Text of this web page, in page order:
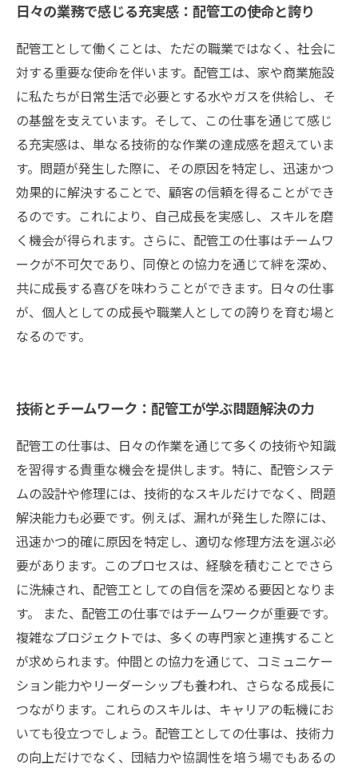
日々の業務で感じる充実感：配管工の使命と誇り
配管工として働くことは、ただの職業ではなく、社会に
対する重要な使命を伴います。配管工は、家や商業施設
に私たちが日常生活で必要とする水やガスを供給し、そ
の基盤を支えています。そして、この仕事を通じて感じ
る充実感は、単なる技術的な作業の達成感を超えていま
す。問題が発生した際に、その原因を特定し、迅速かつ
効果的に解決することで、顧客の信頼を得ることができ
るのです。これにより、自己成長を実感し、スキルを磨
く機会が得られます。さらに、配管工の仕事はチームワ
ークが不可欠であり、同僚との協力を通じて絆を深め、
共に成長する喜びを味わうことができます。日々の仕事
が、個人としての成長や職業人としての誇りを育む場と
なるのです。
技術とチームワーク：配管工が学ぶ問題解決の力
配管工の仕事は、日々の作業を通じて多くの技術や知識
を習得する貴重な機会を提供します。特に、配管システ
ムの設計や修理には、技術的なスキルだけでなく、問題
解決能力も必要です。例えば、漏れが発生した際には、
迅速かつ的確に原因を特定し、適切な修理方法を選ぶ必
要があります。このプロセスは、経験を積むことでさら
に洗練され、配管工としての自信を深める要因となりま
す。 また、配管工の仕事ではチームワークが重要です。
複雑なプロジェクトでは、多くの専門家と連携すること
が求められます。仲間との協力を通じて、コミュニケー
ション能力やリーダーシップも養われ、さらなる成長に
つながります。これらのスキルは、キャリアの転機にお
いても役立つでしょう。配管工としての仕事は、技術力
の向上だけでなく、団結力や協調性を培う場でもあるの